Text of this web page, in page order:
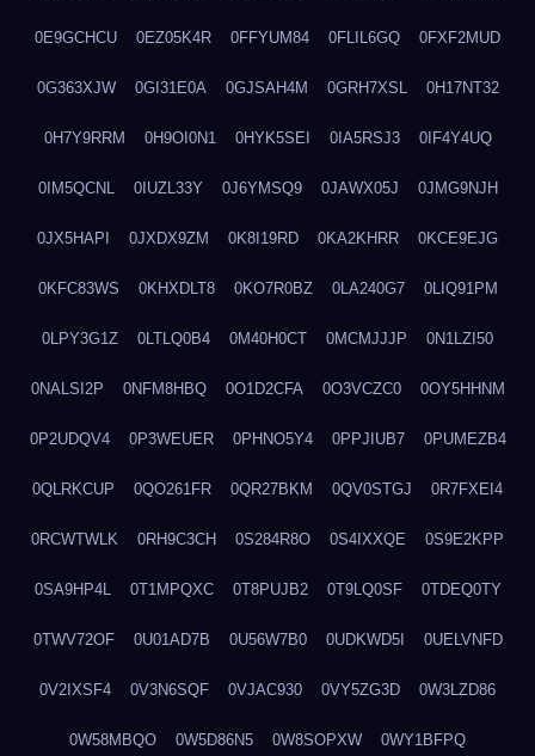
0E9GCHCU 0EZ05K4R 0FFYUM84 0FLIL6GQ 0FXF2MUD
0G363XJW 0GI31E0A 0GJSAH4M 0GRH7XSL 0H17NT32
0H7Y9RRM 0H9OI0N1 0HYK5SEI 0IA5RSJ3 0IF4Y4UQ
0IM5QCNL 0IUZL33Y 0J6YMSQ9 0JAWX05J 0JMG9NJH
0JX5HAPI 0JXDX9ZM 0K8I19RD 0KA2KHRR 0KCE9EJG
0KFC83WS 0KHXDLT8 0KO7R0BZ 0LA240G7 0LIQ91PM
0LPY3G1Z 0LTLQ0B4 0M40H0CT 0MCMJJJP 0N1LZI50
0NALSI2P 0NFM8HBQ 0O1D2CFA 0O3VCZC0 0OY5HHNM
0P2UDQV4 0P3WEUER 0PHNO5Y4 0PPJIUB7 0PUMEZB4
0QLRKCUP 0QO261FR 0QR27BKM 0QV0STGJ 0R7FXEI4
0RCWTWLK 0RH9C3CH 0S284R8O 0S4IXXQE 0S9E2KPP
0SA9HP4L 0T1MPQXC 0T8PUJB2 0T9LQ0SF 0TDEQ0TY
0TWV72OF 0U01AD7B 0U56W7B0 0UDKWD5I 0UELVNFD
0V2IXSF4 0V3N6SQF 0VJAC930 0VY5ZG3D 0W3LZD86
0W58MBQO 0W5D86N5 0W8SOPXW 0WY1BFPQ